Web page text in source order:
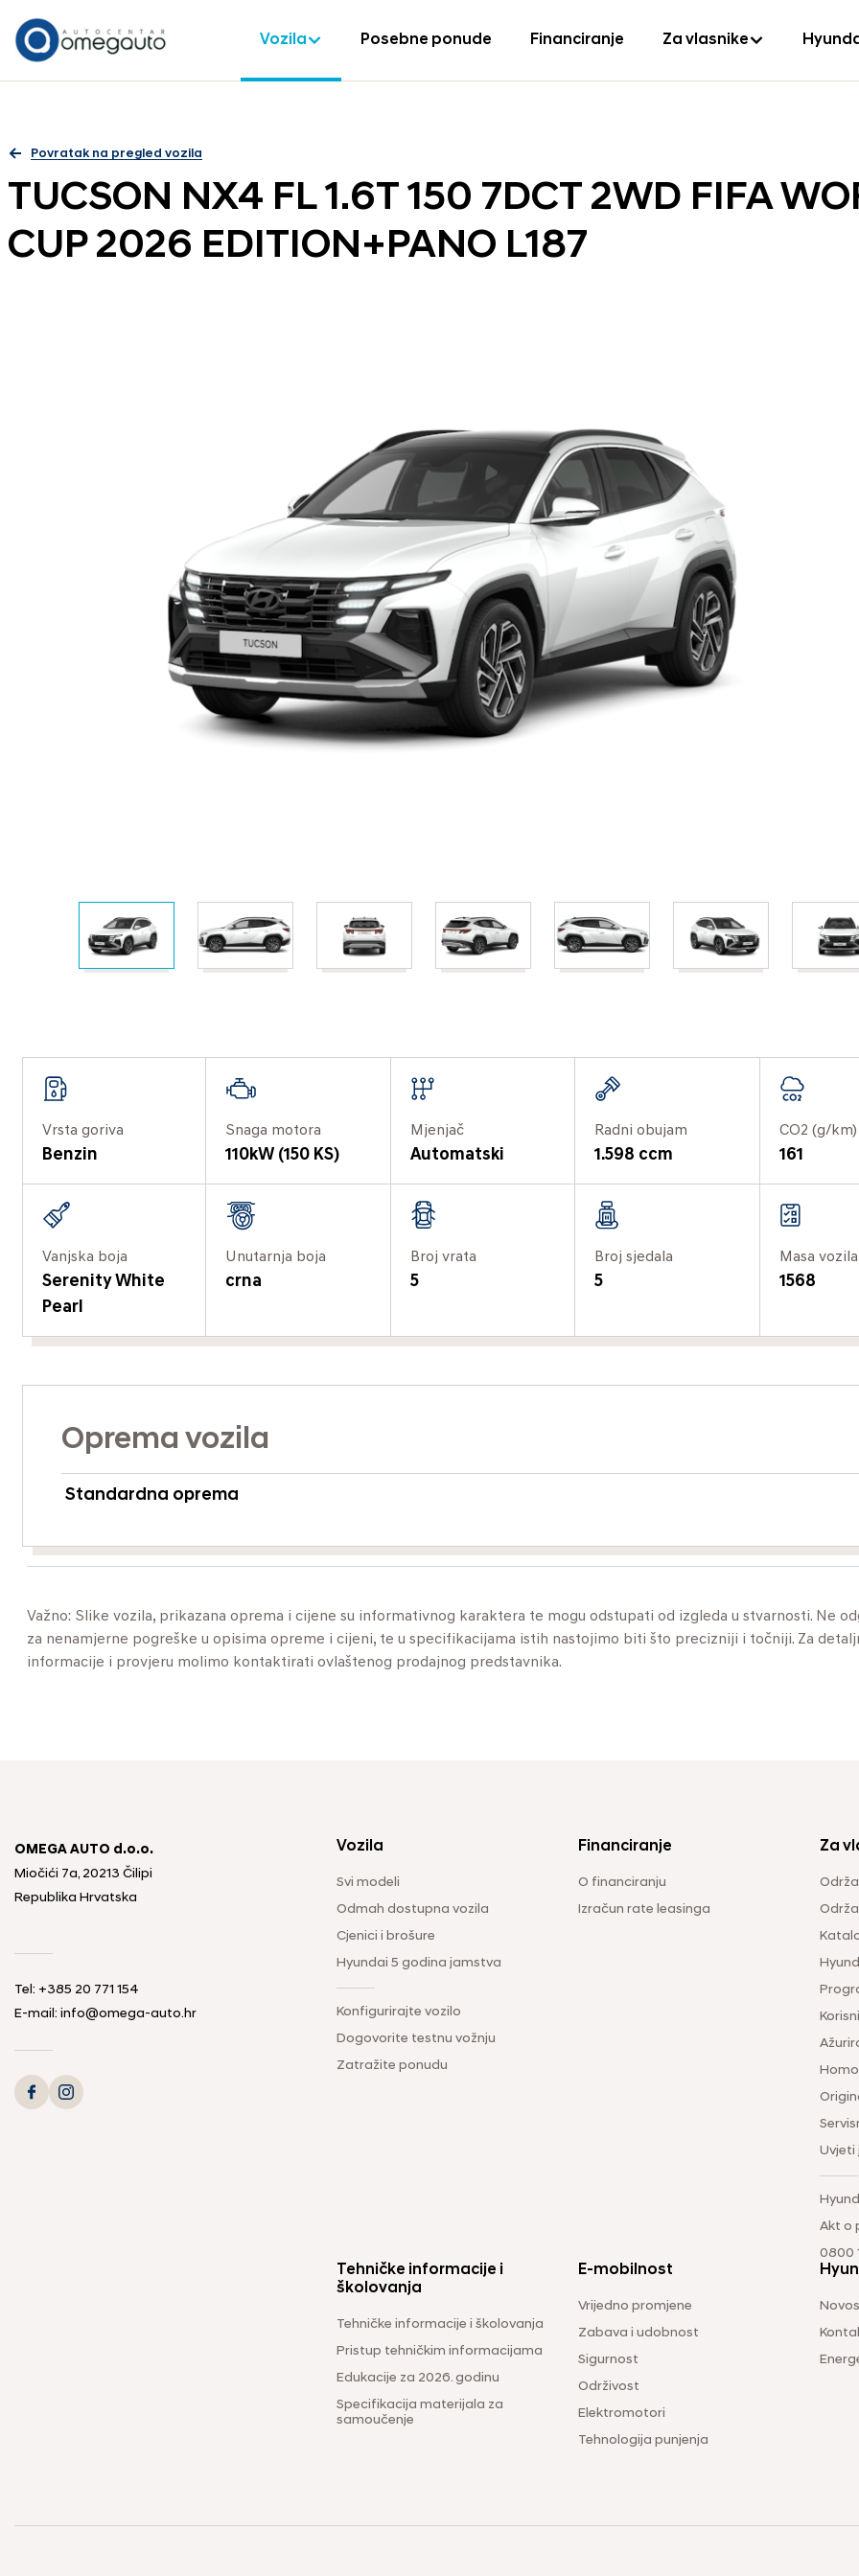
Vozila Posebne ponude Financiranje Za vlasnike
Povratak na pregled vozila
TUCSON NX4 FL 1.6T 150 7DCT 2WD FIFA
CUP 2026 EDITION+PANO L187
Vrsta goriva
Benzin
Snaga motora
110kW (150 KS)
Mjenjač
Automatski
Radni obujam
1.598 ccm
CO2 (g/km)
161
Vanjska boja
Serenity White
Pearl
Unutarnja boja
crna
Broj vrata
5
Broj sjedala
5
Masa
1568
Oprema vozila
Standardna oprema
Važno: Slike vozila, prikazana oprema i cijene su informativnog karaktera te mogu odstupati od izgleda u stvarnosti. Ne
za nenamjerne pogreške u opisima opreme i cijeni, te u specifikacijama istih nastojimo biti što precizniji i točniji. Za
informacije i provjeru molimo kontaktirati ovlaštenog prodajnog predstavnika.
OMEGA AUTO d.o.o.
Miočići 7a, 20213 Čilipi
Republika Hrvatska
Tel: +385 20 771 154
E-mail: info@omega-auto.hr
Vozila
Svi modeli
Odmah dostupna vozila
Cjenici i brošure
Hyundai 5 godina jamstva
Konfigurirajte vozilo
Dogovorite testnu vožnju
Zatražite ponudu
Financiranje
O financiranju
Izračun rate leasinga
Za
Uvjeti
Akt o
0800
Tehničke informacije i
školovanja
Tehničke informacije i školovanja
Pristup tehničkim informacijama
Edukacije za 2026. godinu
Specifikacija materijala za
samoučenje
E-mobilnost
Vrijedno promjene
Zabava i udobnost
Sigurnost
Održivost
Elektromotori
Tehnologija punjenja